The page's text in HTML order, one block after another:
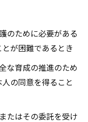
のために必要がある
が困難であるとき
な育成の推進のため
の同意を得ること
たはその委託を受け